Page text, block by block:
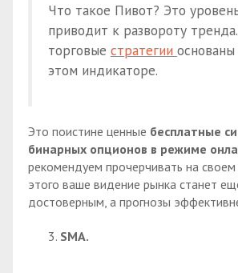
Что такое Пивот? Это
приводит к развороту
торговые стратегии
этом индикаторе.
Это поистине ценные бесплатные
бинарных опционов в режиме
рекомендуем прочерчивать на своем
этого ваше видение рынка станет
достоверным, а прогнозы
SMA.